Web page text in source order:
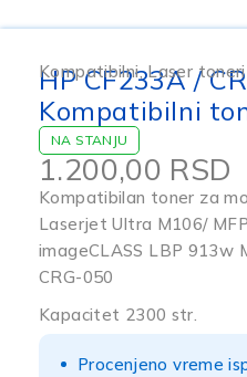
Kompatibilni,Laser toneri
HP CF233A /
Kompatibilni
NA STANJU
1.200,00 RSD
Kompatibilan toner za
Laserjet Ultra M106/
imageCLASS LBP 913w
CRG-050
Kapacitet 2300 str.
Procenjeno vreme